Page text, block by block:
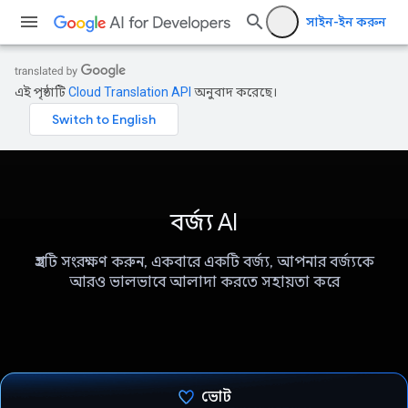
সাইন-ইন করুন
এই পৃষ্ঠাটিCloud Translation API অনুবাদ করেছে।
বর্জ্য AI
গ্রহটি সংরক্ষণ করুন, একবারে একটি বর্জ্য, আপনার বর্জ্যকে
আরও ভালভাবে আলাদা করতে সহায়তা করে
ভোট